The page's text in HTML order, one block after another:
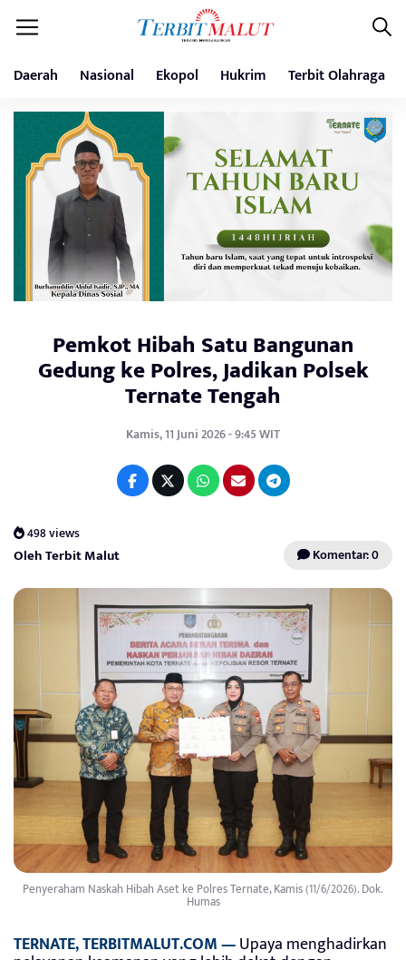
Daerah Nasional Ekopol Hukrim Terbit Olahraga
Pemkot Hibah Satu Bangunan
Gedung ke Polres, Jadikan Polsek
Ternate Tengah
Kamis, 11 Juni 2026 - 9:45 WIT
498 views
Oleh Terbit Malut Komentar: 0
Penyeraham Naskah Hibah Aset ke Polres Ternate, Kamis (11/6/2026). Dok.
Humas
TERNATE, TERBITMALUT.COM —Upaya menghadirkan